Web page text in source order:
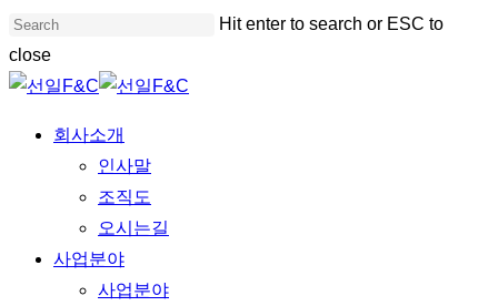
Skip
to
main
Hit enter to search or ESC to
close
Close
Menu
회사소개
인사말
조직도
오시는길
사업분야
사업분야